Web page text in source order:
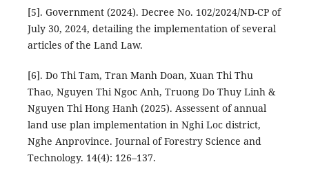
[5]. Government (2024). Decree No. 102/2024/ND-CP of
July 30, 2024, detailing the implementation of several
articles of the Land Law.
[6]. Do Thi Tam, Tran Manh Doan, Xuan Thi Thu
Thao, Nguyen Thi Ngoc Anh, Truong Do Thuy Linh &
Nguyen Thi Hong Hanh (2025). Assessent of annual
land use plan implementation in Nghi Loc district,
Nghe Anprovince. Journal of Forestry Science and
Technology. 14(4): 126–137.